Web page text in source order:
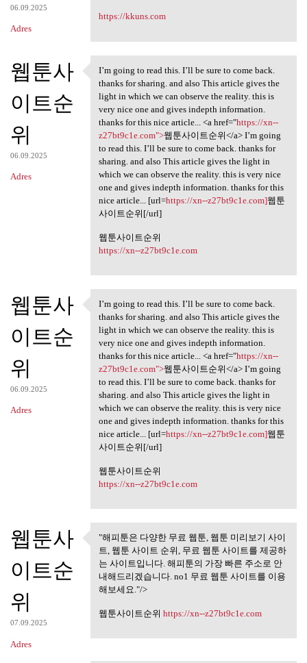
06.09.2025
Adres
https://kkuns.com
웹툰사
이트순
위
06.09.2025
Adres
I’m going to read this. I’ll
I’m going to read this. I’ll be sure to come back.
thanks for sharing. and also This article gives the
light in which we can observe the reality. this is
very nice one and gives indepth information.
thanks for this nice article... <a href="https://xn--
z27bt9c1e.com">웹툰사이트순위</a> I’m going
to read this. I’ll be sure to come back. thanks for
sharing. and also This article gives the light in
which we can observe the reality. this is very nice
one and gives indepth information. thanks for this
nice article... [url=https://xn--z27bt9c1e.com]웹툰
사이트순위[/url]
웹툰사이트순위
https://xn--z27bt9c1e.com
웹툰사
이트순
위
06.09.2025
Adres
I’m going to read this. I’ll
I’m going to read this. I’ll be sure to come back.
thanks for sharing. and also This article gives the
light in which we can observe the reality. this is
very nice one and gives indepth information.
thanks for this nice article... <a href="https://xn--
z27bt9c1e.com">웹툰사이트순위</a> I’m going
to read this. I’ll be sure to come back. thanks for
sharing. and also This article gives the light in
which we can observe the reality. this is very nice
one and gives indepth information. thanks for this
nice article... [url=https://xn--z27bt9c1e.com]웹툰
사이트순위[/url]
웹툰사이트순위
https://xn--z27bt9c1e.com
웹툰사
이트순
위
07.09.2025
Adres
"해피툰은 다양한 무료 웹툰, 웹툰
미리보기 사이트,
"해피툰은 다양한 무료 웹툰, 웹툰 미리보기 사이
트, 웹툰 사이트 순위, 무료 웹툰 사이트를 제공하
는 사이트입니다. 해피툰의 가장 빠른 주소로 안
내해드리겠습니다. no1 무료 웹툰 사이트를 이용
해보세요."/>
웹툰사이트순위 https://xn--z27bt9c1e.com